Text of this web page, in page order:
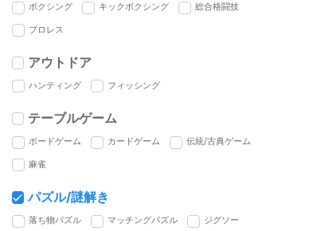
ボクシング キックボクシング 総合格闘技
プロレス
アウトドア
ハンティング フィッシング
テーブルゲーム
ボードゲーム カードゲーム 伝統/古典ゲーム
麻雀
パズル/謎解き
落ち物パズル マッチングパズル ジグソー